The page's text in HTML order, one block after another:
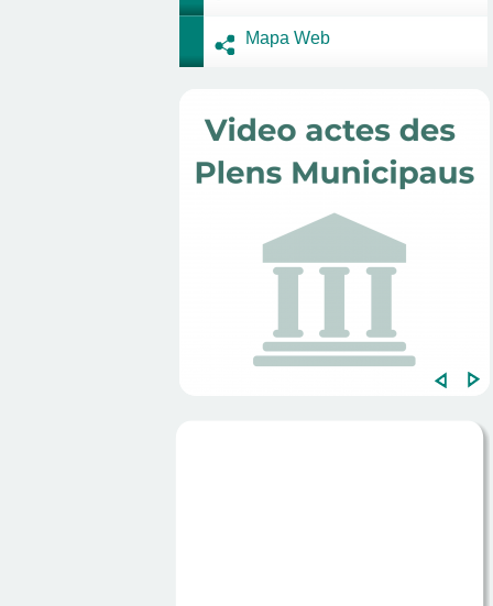
Mapa Web